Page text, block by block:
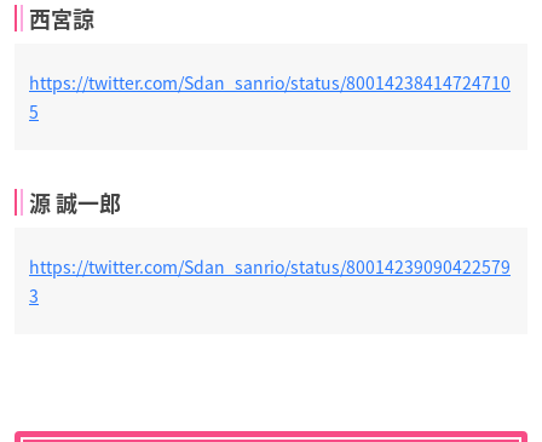
西宮諒
https://twitter.com/Sdan_sanrio/status/80014238414724710
5
源 誠一郎
https://twitter.com/Sdan_sanrio/status/80014239090422579
3